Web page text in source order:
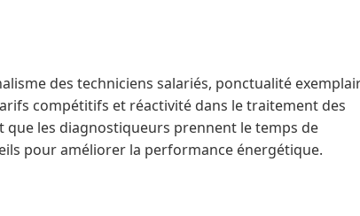
des techniciens salariés, ponctualité
compétitifs et réactivité dans le traitement des
les diagnostiqueurs prennent le temps de
pour améliorer la performance énergétique.